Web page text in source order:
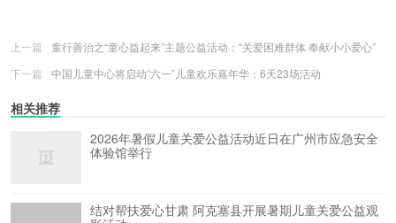
上一篇
童行善治之“童心益起来”主题公益活动：“关爱困难群体 奉献小小爱心”
下一篇
中国儿童中心将启动“六一”儿童欢乐嘉年华：6天23场活动
相关推荐
2026年暑假儿童关爱公益活动近日在广州市应急安全
体验馆举行
结对帮扶爱心甘肃 阿克塞县开展暑期儿童关爱公益观